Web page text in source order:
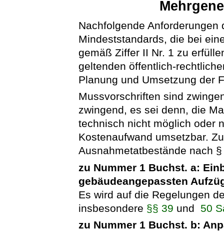
Nachfolgende
Mindeststandards, die bei
gemäß Ziffer II Nr. 1 zu
geltenden öffentlich-
Planung und Umsetzung der
Mussvorschriften sind
zwingend, es sei denn, die
technisch nicht möglich oder
Kostenaufwand umsetzbar.
Ausnahmetatbestände nach
zu Nummer 1 Buchst. a:
gebäudeangepassten
Es wird auf die Regelungen
insbesondere §§ 39 und 50
zu Nummer 1 Buchst. b: